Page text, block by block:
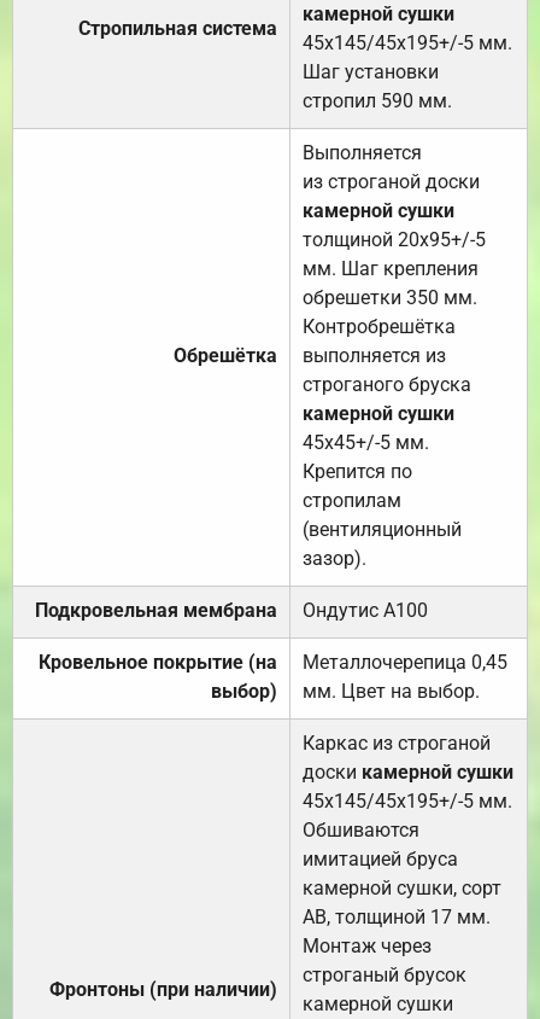
Стропильная система
камерной сушки
45х145/45х195+/-5 мм.
Шаг установки
стропил 590 мм.
Обрешётка
Выполняется
из строганой доски
камерной сушки
толщиной 20х95+/-5
мм. Шаг крепления
обрешетки 350 мм.
Контробрешётка
выполняется из
строганого бруска
камерной сушки
45х45+/-5 мм.
Крепится по
стропилам
(вентиляционный
зазор).
Подкровельная мембрана Ондутис А100
Кровельное покрытие (на
выбор)
Металлочерепица 0,45
мм. Цвет на выбор.
Фронтоны (при наличии)
Каркас из строганой
доски камерной сушки
45х145/45х195+/-5 мм.
Обшиваются
имитацией бруса
камерной сушки, сорт
АВ, толщиной 17 мм.
Монтаж через
строганый брусок
камерной сушки